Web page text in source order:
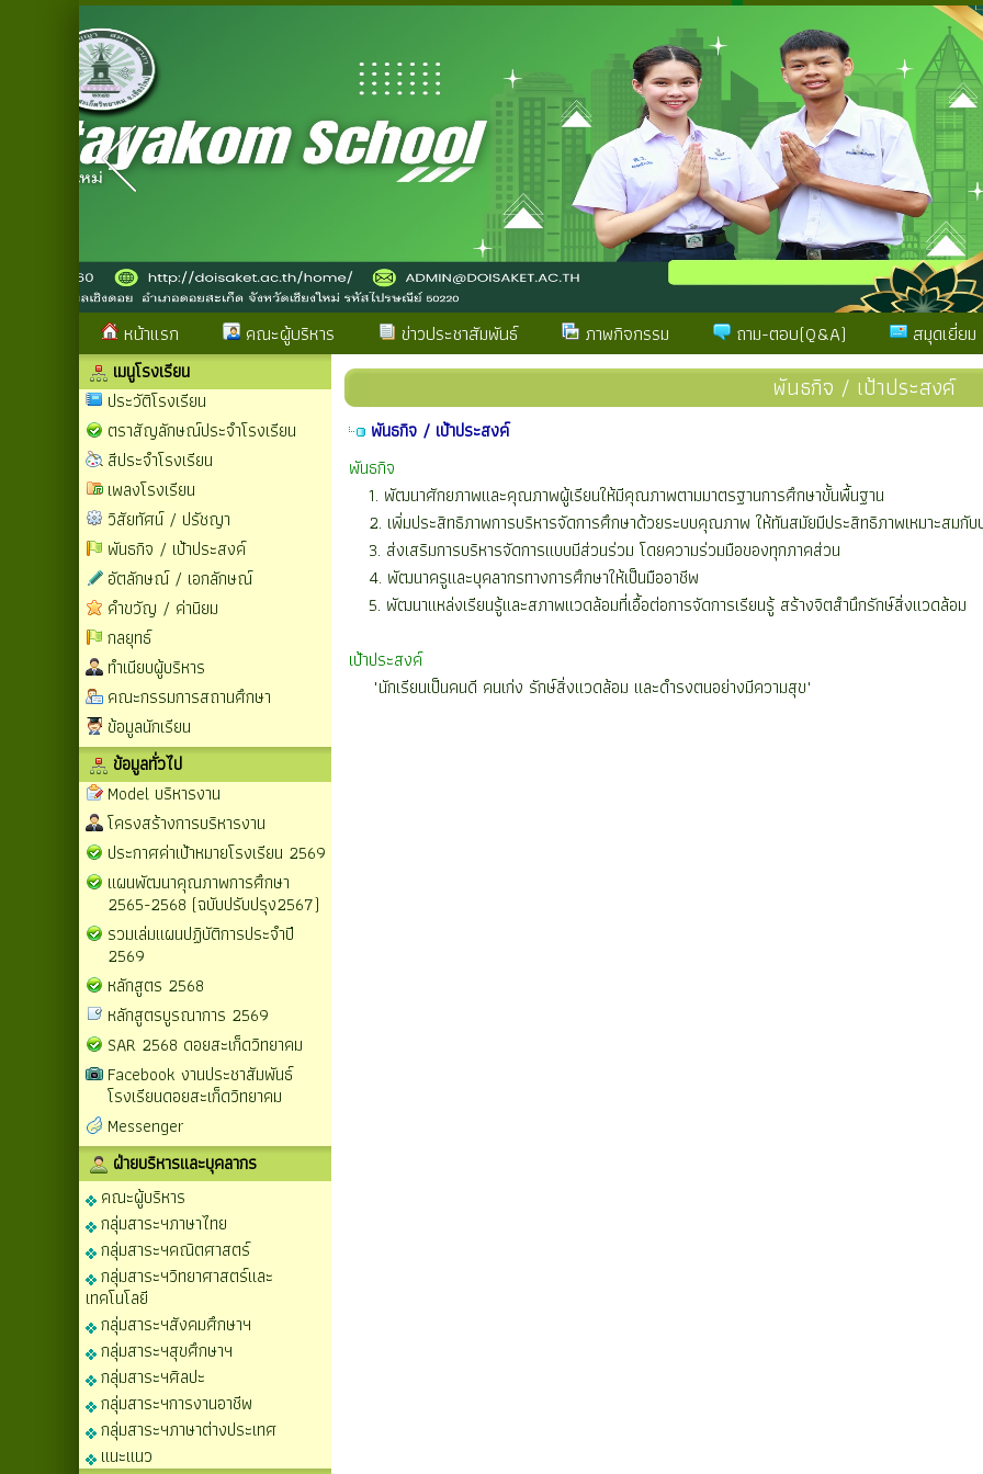
หน้าแรก คณะผู้บริหาร ข่าวประชาสัมพันธ์ ภาพกิจกรรม ถาม-ตอบ(Q&A) สมุดเยี่ยม
เมนูโรงเรียน
ประวัติโรงเรียน
ตราสัญลักษณ์ประจำโรงเรียน
สีประจำโรงเรียน
เพลงโรงเรียน
วิสัยทัศน์ / ปรัชญา
พันธกิจ / เป้าประสงค์
อัตลักษณ์ / เอกลักษณ์
คำขวัญ / ค่านิยม
กลยุทธ์
ทำเนียบผู้บริหาร
คณะกรรมการสถานศึกษา
ข้อมูลนักเรียน
ข้อมูลทั่วไป
Model บริหารงาน
โครงสร้างการบริหารงาน
ประกาศค่าเป้าหมายโรงเรียน 2569
แผนพัฒนาคุณภาพการศึกษา
2565-2568 (ฉบับปรับปรุง2567)
รวมเล่มแผนปฏิบัติการประจำปี
2569
หลักสูตร 2568
หลักสูตรบูรณาการ 2569
SAR 2568 ดอยสะเก็ดวิทยาคม
Facebook งานประชาสัมพันธ์
โรงเรียนดอยสะเก็ดวิทยาคม
Messenger
ฝ่ายบริหารและบุคลากร
คณะผู้บริหาร
กลุ่มสาระฯภาษาไทย
กลุ่มสาระฯคณิตศาสตร์
กลุ่มสาระฯวิทยาศาสตร์และ
เทคโนโลยี
กลุ่มสาระฯสังคมศึกษาฯ
กลุ่มสาระฯสุขศึกษาฯ
กลุ่มสาระฯศิลปะ
กลุ่มสาระฯการงานอาชีพ
กลุ่มสาระฯภาษาต่างประเทศ
แนะแนว
พันธกิจ / เป้าประสงค์
พันธกิจ / เป้าประสงค์
พันธกิจ
1. พัฒนาศักยภาพและคุณภาพผู้เรียนให้มีคุณภาพตามมาตรฐานการศึกษาขั้นพื้นฐาน
2. เพิ่มประสิทธิภาพการบริหารจัดการศึกษาด้วยระบบคุณภาพ ให้ทันสมัยมีประสิทธิภาพเหมาะสมกับ
3. ส่งเสริมการบริหารจัดการแบบมีส่วนร่วม โดยความร่วมมือของทุกภาคส่วน
4. พัฒนาครูและบุคลากรทางการศึกษาให้เป็นมืออาชีพ
5. พัฒนาแหล่งเรียนรู้และสภาพแวดล้อมที่เอื้อต่อการจัดการเรียนรู้ สร้างจิตสำนึกรักษ์สิ่งแวดล้อม
เป้าประสงค์
"นักเรียนเป็นคนดี คนเก่ง รักษ์สิ่งแวดล้อม และดำรงตนอย่างมีความสุข"